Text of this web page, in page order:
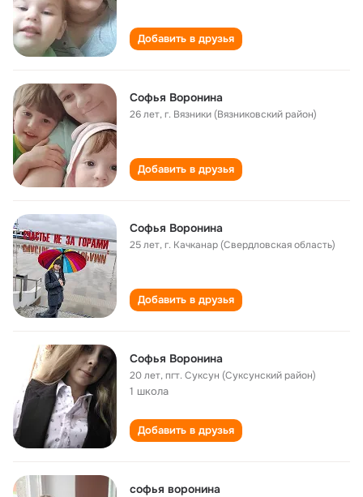
Добавить в друзья
Софья Воронина
26 лет,г. Вязники (Вязниковский район)
Добавить в друзья
Софья Воронина
25 лет,г. Качканар (Свердловская область)
Добавить в друзья
Софья Воронина
20 лет,пгт. Суксун (Суксунский район)
1 школа
Добавить в друзья
софья воронина